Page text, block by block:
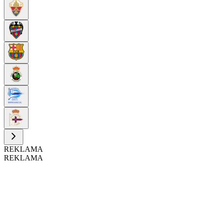
REKLAMA
REKLAMA